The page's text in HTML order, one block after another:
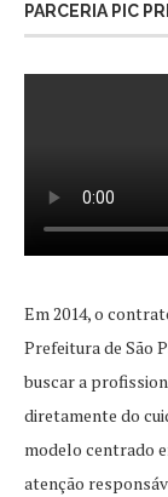
PARCERIA PIC
Em 2014, o
Prefeitura de São
buscar a
diretamente do
modelo centrado
atenção